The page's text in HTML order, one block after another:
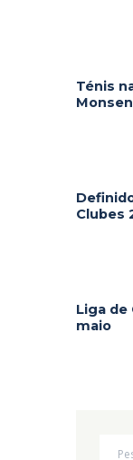
Ténis
Clubes
Liga de
maio